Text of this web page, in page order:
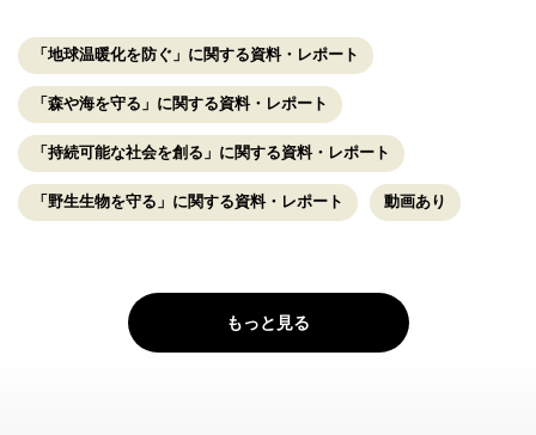
「地球温暖化を防ぐ」に関する資料・レポート
「森や海を守る」に関する資料・レポート
「持続可能な社会を創る」に関する資料・レポート
「野生生物を守る」に関する資料・レポート 動画あり
もっと見る